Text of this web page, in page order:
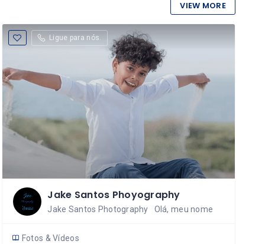
VIEW MORE
Ligue para nós.
Jake Santos Phoyography
Jake Santos Photography Olá, meu nome
Fotos & Vídeos